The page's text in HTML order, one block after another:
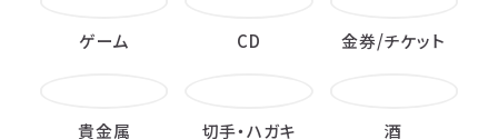
ゲーム CD 金券/チケット
貴金属 切手・ハガキ 酒